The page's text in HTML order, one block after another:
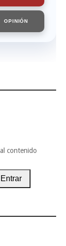
OPINIÓN
contenido
Entrar